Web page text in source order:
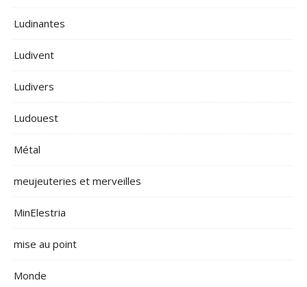
Ludinantes
Ludivent
Ludivers
Ludouest
Métal
meujeuteries et merveilles
MinElestria
mise au point
Monde